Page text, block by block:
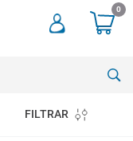
0
FILTRAR